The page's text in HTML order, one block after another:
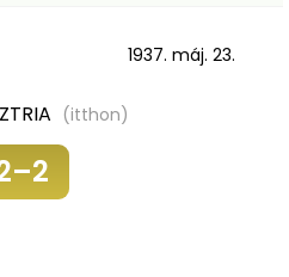
1937. máj. 23.
(itthon)